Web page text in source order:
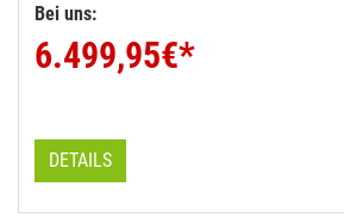
Bei uns:
6.499,95€*
DETAILS